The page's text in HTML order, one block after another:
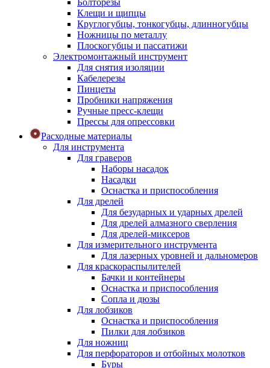
Болторезы
Клещи и щипцы
Круглогубцы, тонкогубцы, длинногубцы
Ножницы по металлу
Плоскогубцы и пассатижи
Электромонтажный инструмент
Для снятия изоляции
Кабелерезы
Пинцеты
Пробники напряжения
Ручные пресс-клещи
Прессы для опрессовки
Расходные материалы
Для инструмента
Для граверов
Наборы насадок
Насадки
Оснастка и приспособления
Для дрелей
Для безударных и ударных дрелей
Для дрелей алмазного сверления
Для дрелей-миксеров
Для измерительного инструмента
Для лазерных уровней и дальномеров
Для краскораспылителей
Бачки и контейнеры
Оснастка и приспособления
Сопла и дюзы
Для лобзиков
Оснастка и приспособления
Пилки для лобзиков
Для ножниц
Для перфораторов и отбойных молотков
Буры